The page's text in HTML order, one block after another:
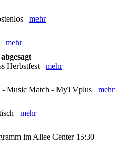
mehr
mehr
Herbstfest mehr
Music Match - MyTVplus mehr
mehr
im Allee Center 15:30